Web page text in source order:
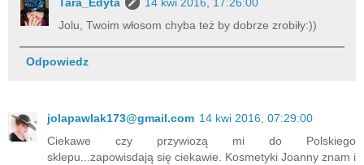
Jolu, Twoim włosom chyba też by dobrze zrobiły:))
Odpowiedz
jolapawlak173@gmail.com 14 kwi 2016, 07:29:00
Ciekawe czy przywiozą mi do Polskiego
sklepu...zapowisdają się ciekawie. Kosmetyki Joanny znam i